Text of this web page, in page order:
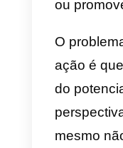
3)
A ideia